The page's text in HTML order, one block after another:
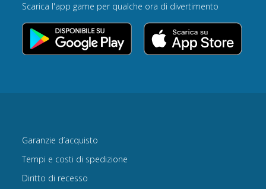
Scarica l'app game per qualche ora di divertimento
Garanzie d’acquisto
Tempi e costi di spedizione
Diritto di recesso